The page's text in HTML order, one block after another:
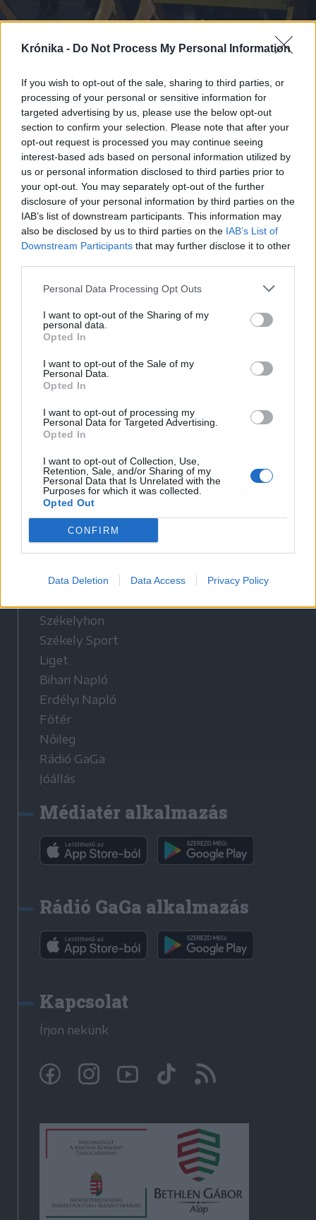
Krónika - Do Not Process My Personal Information
If you wish to opt-out of the sale, sharing to third parties, or
processing of your personal or sensitive information for
targeted advertising by us, please use the below opt-out
section to confirm your selection. Please note that after your
opt-out request is processed you may continue seeing
interest-based ads based on personal information utilized by
us or personal information disclosed to third parties prior to
your opt-out. You may separately opt-out of the further
disclosure of your personal information by third parties on the
IAB’s list of downstream participants. This information may
also be disclosed by us to third parties on the IAB’s List of
Downstream Participants that may further disclose it to other
Personal Data Processing Opt Outs
I want to opt-out of the Sharing of my
personal data.
Opted In
I want to opt-out of the Sale of my
Personal Data.
Opted In
I want to opt-out of processing my
Personal Data for Targeted Advertising.
Opted In
I want to opt-out of Collection, Use,
Retention, Sale, and/or Sharing of my
Personal Data that Is Unrelated with the
Purposes for which it was collected.
Opted Out
CONFIRM
Data Deletion Data Access Privacy Policy
2023. február 21., kedd
vajdasági népzenészképzés négy
éve
Korábbi cikkek betöltése
Hasznos
Impresszum
Szerzői jogok
Cookie-kezelési tájékoztató
Hozzászólási szabályzat
Nyomtatott lapjaink archívuma
Médiaajánlat
Látogatottsági adatok
Médiatér
Székelyhon
Székely Sport
Liget
Bihari Napló
Erdélyi Napló
Főtér
Nőileg
Rádió GaGa
Jóállás
Médiatér alkalmazás
Rádió GaGa alkalmazás
Kapcsolat
Írjon nekünk